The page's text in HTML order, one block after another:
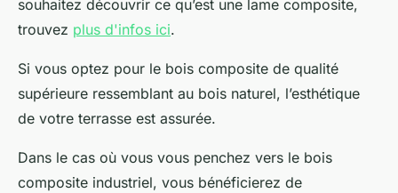
souhaitez découvrir ce qu’est une lame composite,
trouvez plus d'infos ici.
Si vous optez pour le bois composite de qualité
supérieure ressemblant au bois naturel, l’esthétique
de votre terrasse est assurée.
Dans le cas où vous vous penchez vers le bois
composite industriel, vous bénéficierez de